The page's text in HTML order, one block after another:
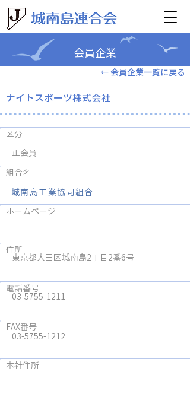
会員企業
ナイトスポーツ株式会社
← 会員企業一覧に戻る
区分
組合名
ホームページ
​住所
電話番号
FAX番号
本社住所
正会員
東京都大田区城南島2丁目2番6号
03-5755-1212
03-5755-1211
城南島工業協同組合